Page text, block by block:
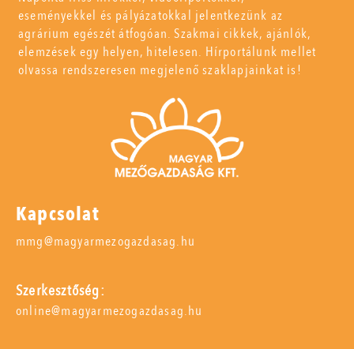
eseményekkel és pályázatokkal jelentkezünk az
agrárium egészét átfogóan. Szakmai cikkek, ajánlók,
elemzések egy helyen, hitelesen. Hírportálunk mellet
olvassa rendszeresen megjelenő szaklapjainkat is!
Kapcsolat
mmg@magyarmezogazdasag.hu
Szerkesztőség:
online@magyarmezogazdasag.hu